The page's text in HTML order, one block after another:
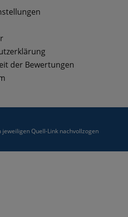
der Bewertungen
Quell-Link nachvollzogen